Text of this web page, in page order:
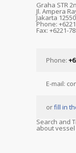
Graha STR
Jl. Ampera
Jakarta
Phone:
Fax: +6221-
Phone:
E-mail:
orfill in
Search and
about